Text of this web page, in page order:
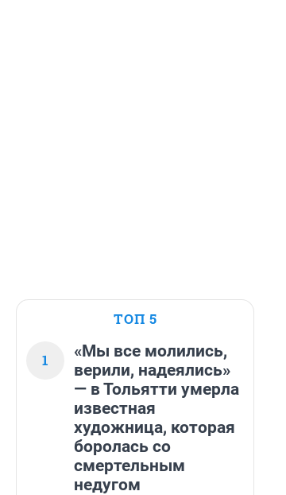
ТОП 5
1
«Мы все молились,
верили, надеялись»
— в Тольятти умерла
известная
художница, которая
боролась со
смертельным
недугом